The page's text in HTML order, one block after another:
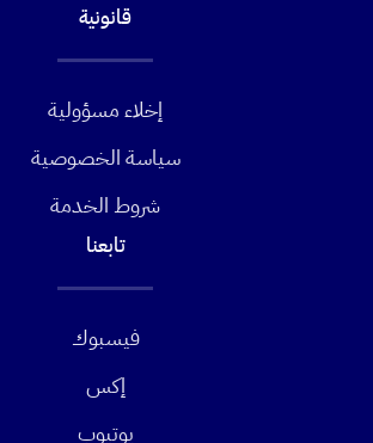
قانونية
إخلاء مسؤولية
سياسة الخصوصية
شروط الخدمة
تابعنا
فيسبوك
إكس
يوتيوب